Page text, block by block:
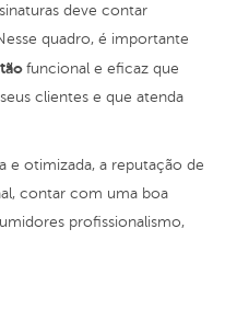
deve contar
quadro, é importante
funcional e eficaz que
clientes e que atenda
e otimizada, a reputação de
contar com uma boa
profissionalismo,